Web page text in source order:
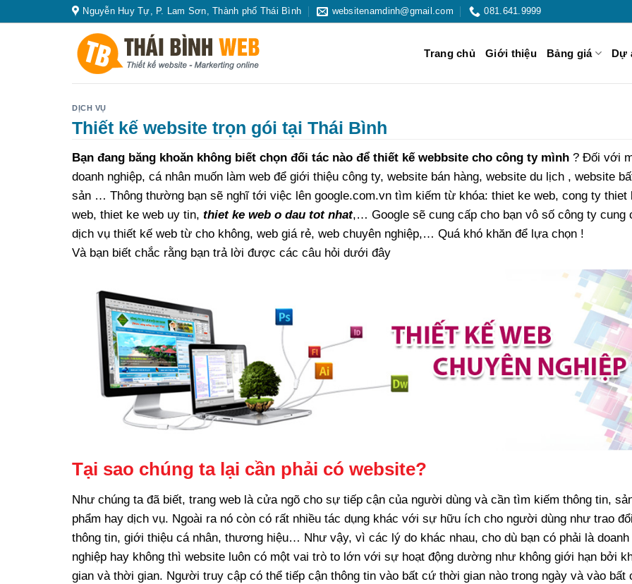
to
Nguyễn Huy Tự, P. Lam Sơn, Thành phố Thái Bình websitenamdinh@gmail.com 081.641.9999
Trang chủ Giới thiệu Bảng giá Dự
DỊCH VỤ
Thiết kế website trọn gói tại Thái Bình
Bạn đang băng khoăn không biết chọn đối tác nào để thiết kế webbsite cho công ty mình ? Đối với
doanh nghiệp, cá nhân muốn làm web để giới thiệu công ty, website bán hàng, website du lịch , website
sản … Thông thường bạn sẽ nghĩ tới việc lên google.com.vn tìm kiếm từ khóa: thiet ke web, cong ty thiet
web, thiet ke web uy tin, thiet ke web o dau tot nhat,… Google sẽ cung cấp cho bạn vô số công ty cung
dịch vụ thiết kế web từ cho không, web giá rẻ, web chuyên nghiệp,… Quá khó khăn để lựa chọn !
Và bạn biết chắc rằng bạn trả lời được các câu hỏi dưới đây
Tại sao chúng ta lại cần phải có website?
Như chúng ta đã biết, trang web là cửa ngõ cho sự tiếp cận của người dùng và cần tìm kiếm thông tin,
phẩm hay dịch vụ. Ngoài ra nó còn có rất nhiều tác dụng khác với sự hữu ích cho người dùng như trao đổi
thông tin, giới thiệu cá nhân, thương hiệu… Như vậy, vì các lý do khác nhau, cho dù bạn có phải là doanh
nghiệp hay không thì website luôn có một vai trò to lớn với sự hoạt động dường như không giới hạn bởi
gian và thời gian. Người truy cập có thể tiếp cận thông tin vào bất cứ thời gian nào trong ngày và vào bất